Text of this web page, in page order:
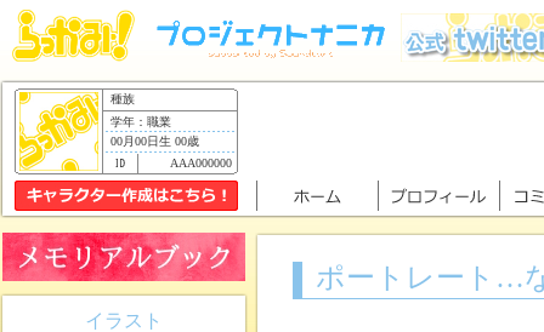
種族
学年：職業
00月00日生 00歳
AAA000000
ポートレート…
イラスト